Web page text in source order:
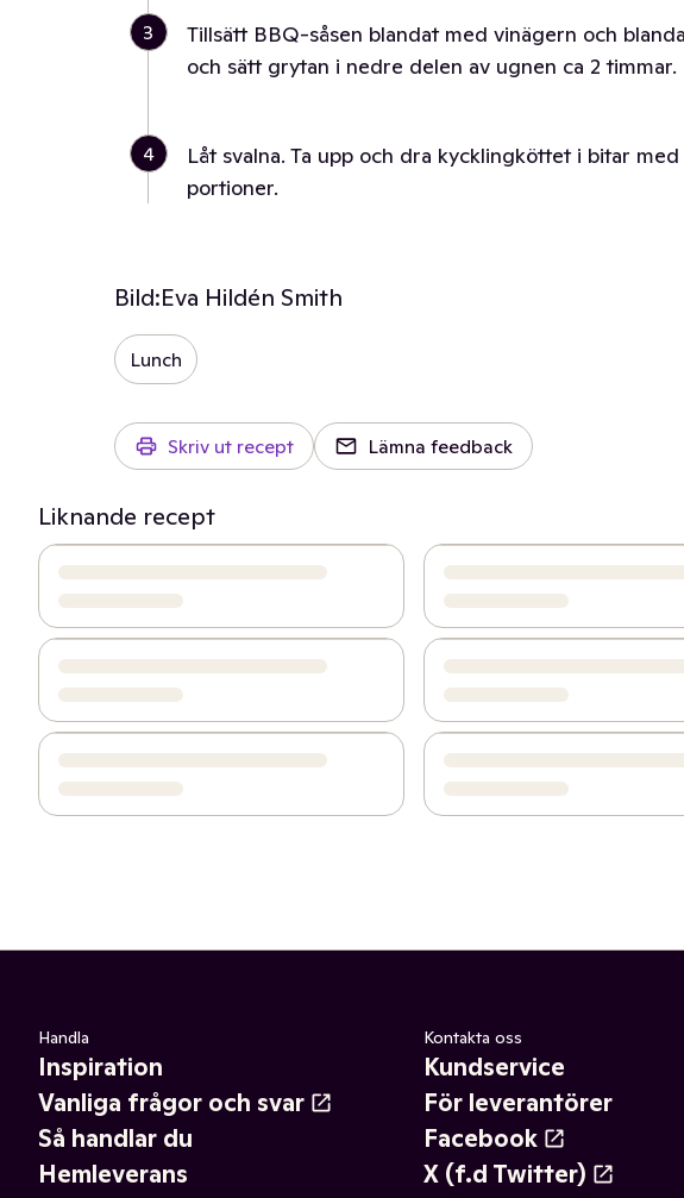
3
Tillsätt BBQ-såsen blandat med vinägern och
och sätt grytan i nedre delen av ugnen ca 2 timmar.
4
Låt svalna. Ta upp och dra kycklingköttet i bitar
portioner.
Bild:Eva Hildén Smith
Lunch
Skriv ut recept Lämna feedback
Liknande recept
Handla
Inspiration
Vanliga frågor och svar
Så handlar du
Hemleverans
Kontakta oss
Kundservice
För leverantörer
Facebook
X (f.d Twitter)